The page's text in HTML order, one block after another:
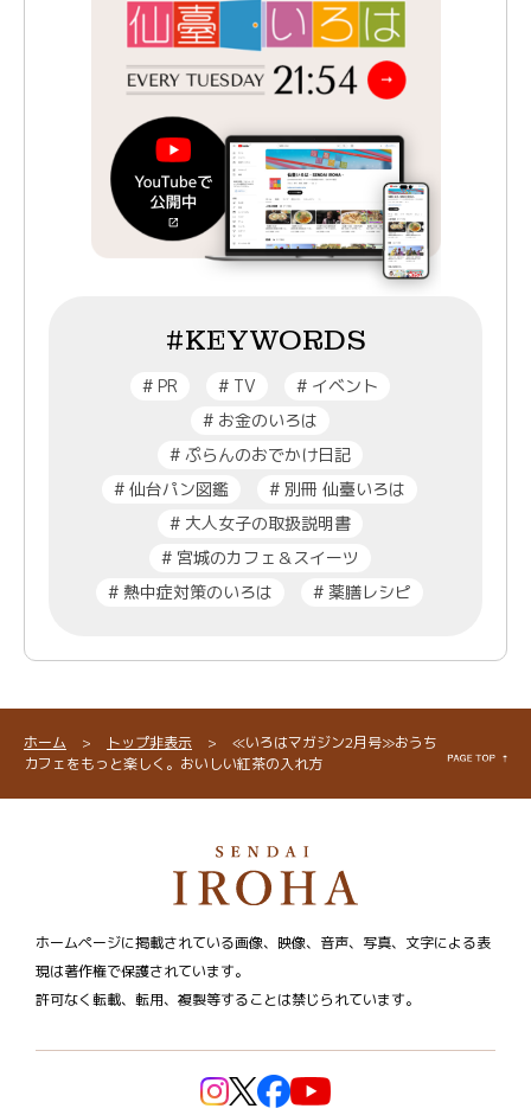
#KEYWORDS
#PR #TV #イベント
#お金のいろは
#ぷらんのおでかけ日記
# 仙台パン図鑑 # 別冊 仙臺いろは
#大人女子の取扱説明書
#宮城のカフェ＆スイーツ
# 熱中症対策のいろは # 薬膳レシピ
ホーム > トップ非表示 >
≪いろはマガジン2月号≫おうち
カフェをもっと楽しく。おいしい紅茶の入れ方
ホームページに掲載されている画像、映像、音声、写真、文字による表
現は著作権で保護されています。
許可なく転載、転用、複製等することは禁じられています。